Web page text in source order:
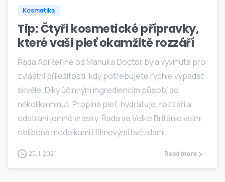
Kosmetika
Tip: Čtyři kosmetické přípravky,
které vaši pleť okamžitě rozzáří
Řada ApiRefine od Manuka Doctor byla vyvinuta pro
zvláštní příležitosti, kdy potřebujete rychle vypadat
skvěle. Díky účinným ingrediencím působí do
několika minut. Propíná pleť, hydratuje, rozzáří a
odstraní jemné vrásky. Řada ve Velké Británie velmi
oblíbená modelkami i filmovými hvězdami....
25. 1. 2021 Read more